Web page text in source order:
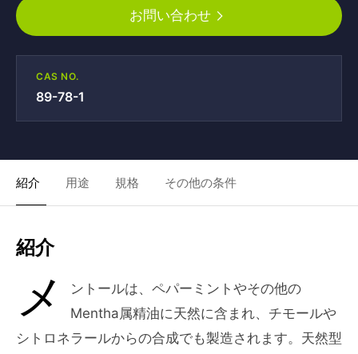
お問い合わせ
CAS NO.
89-78-1
紹介 用途 規格 その他の条件
紹介
メ
ントールは、ペパーミントやその他の
Mentha属精油に天然に含まれ、チモールや
シトロネラールからの合成でも製造されます。天然型